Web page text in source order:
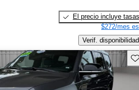
El precio incluye tasas
$272/mes
Verif. disponibilidad